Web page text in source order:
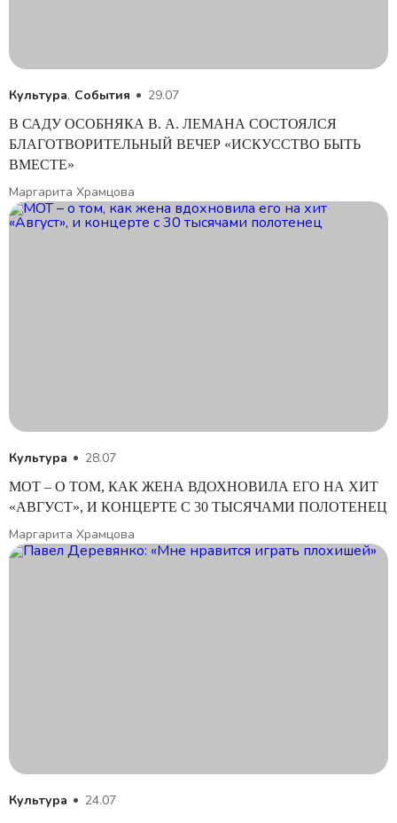
Культура, События 29.07
В САДУ ОСОБНЯКА В. А. ЛЕМАНА СОСТОЯЛСЯ
БЛАГОТВОРИТЕЛЬНЫЙ ВЕЧЕР «ИСКУССТВО БЫТЬ
ВМЕСТЕ»
Маргарита Храмцова
Культура 28.07
МОТ – О ТОМ, КАК ЖЕНА ВДОХНОВИЛА ЕГО НА ХИТ
«АВГУСТ», И КОНЦЕРТЕ С 30 ТЫСЯЧАМИ ПОЛОТЕНЕЦ
Маргарита Храмцова
Культура 24.07